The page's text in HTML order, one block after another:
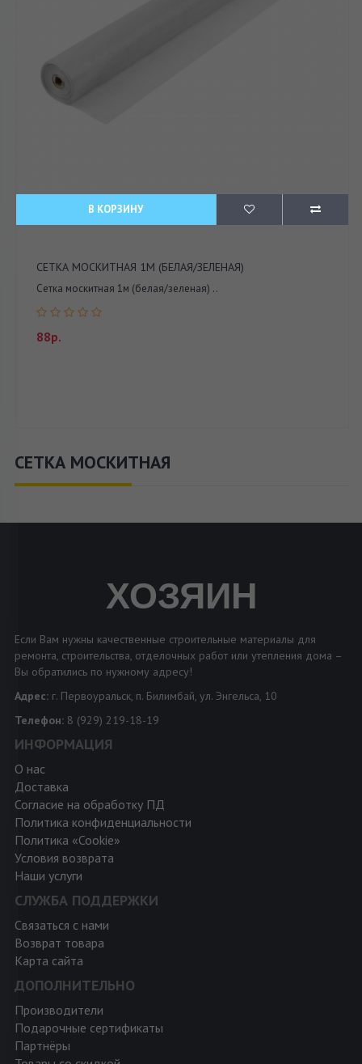
В КОРЗИНУ
СЕТКА МОСКИТНАЯ 1М (БЕЛАЯ/ЗЕЛЕНАЯ)
Сетка москитная 1м (белая/зеленая) ..
88р.
СЕТКА МОСКИТНАЯ
ХОЗЯИН
Если Вам нужны качественные строительные материалы для
ремонта, строительства, отделочных работ или утепления дома –
Вы обратились по нужному адресу!
Адрес: г. Первоуральск, п. Билимбай, ул. Энгельса, 10
Телефон: 8 (929) 219-18-19
ИНФОРМАЦИЯ
О нас
Доставка
Согласие на обработку ПД
Политика конфиденциальности
Политика «Cookie»
Условия возврата
Наши услуги
СЛУЖБА ПОДДЕРЖКИ
Связаться с нами
Возврат товара
Карта сайта
ДОПОЛНИТЕЛЬНО
Производители
Подарочные сертификаты
Партнёры